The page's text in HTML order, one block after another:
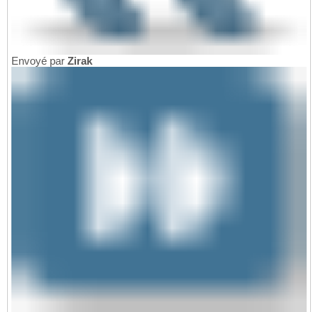
Envoyé par Zirak